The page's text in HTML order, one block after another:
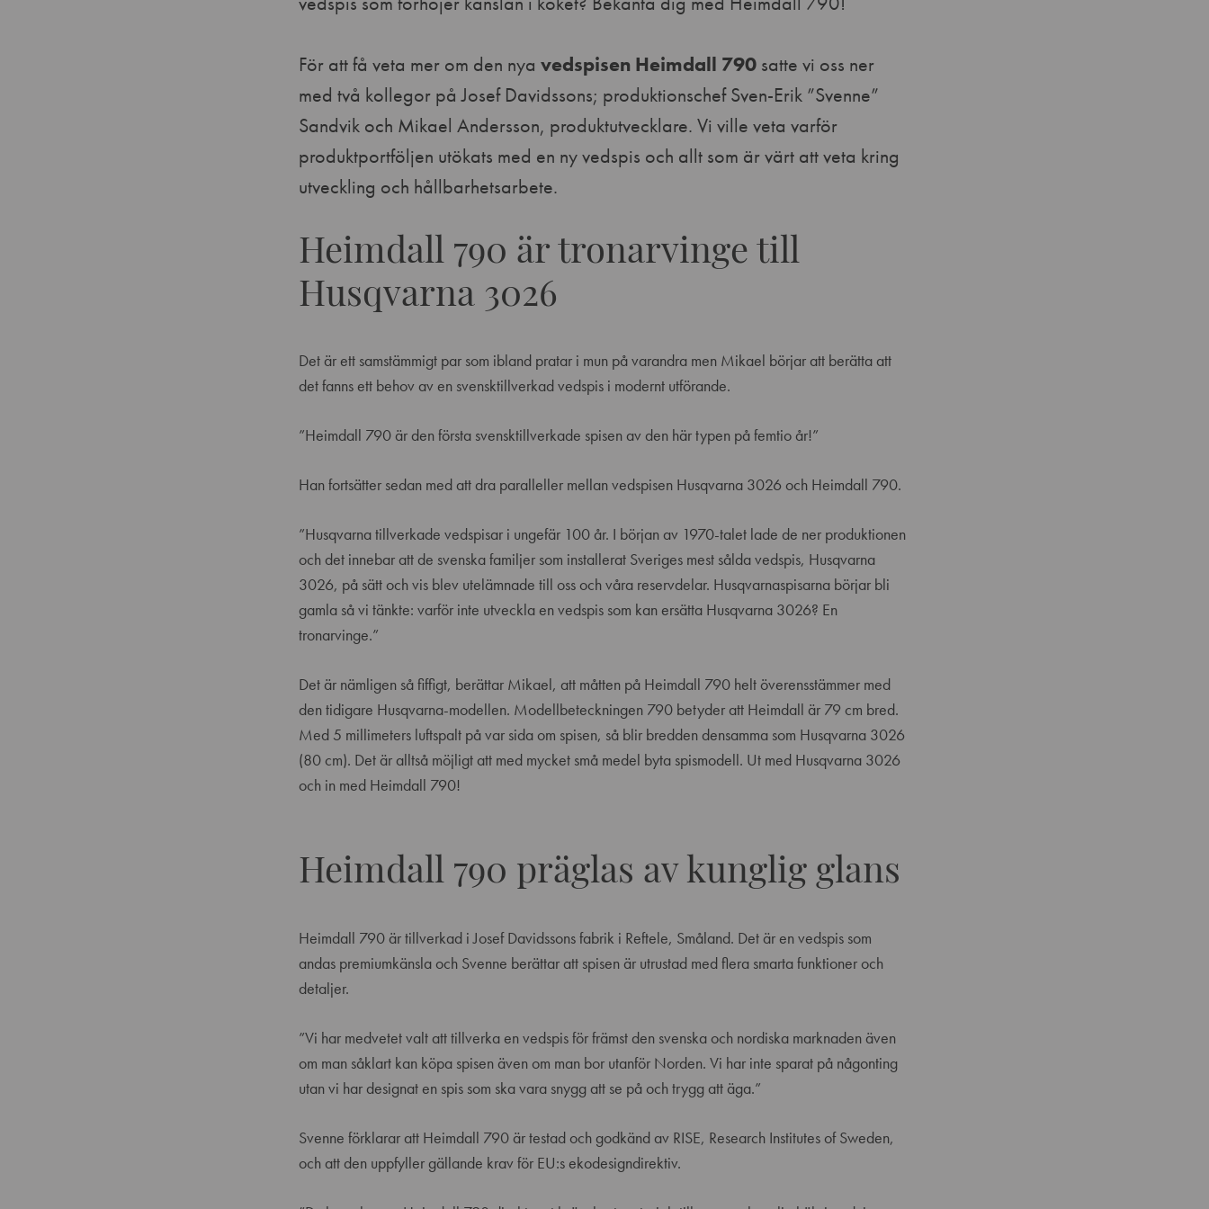
För att få veta mer om den nya vedspisen Heimdall 790 satte vi oss ner
med två kollegor på Josef Davidssons; produktionschef Sven-Erik ”Svenne”
Sandvik och Mikael Andersson, produktutvecklare. Vi ville veta varför
produktportföljen utökats med en ny vedspis och allt som är värt att veta kring
utveckling och hållbarhetsarbete.
Heimdall 790 är tronarvinge till
Husqvarna 3026
Det är ett samstämmigt par som ibland pratar i mun på varandra men Mikael börjar att berätta att
det fanns ett behov av en svensktillverkad vedspis i modernt utförande.
”Heimdall 790 är den första svensktillverkade spisen av den här typen på femtio år!”
Han fortsätter sedan med att dra paralleller mellan vedspisen Husqvarna 3026 och Heimdall 790.
”Husqvarna tillverkade vedspisar i ungefär 100 år. I början av 1970-talet lade de ner produktionen
och det innebar att de svenska familjer som installerat Sveriges mest sålda vedspis, Husqvarna
3026, på sätt och vis blev utelämnade till oss och våra reservdelar. Husqvarnaspisarna börjar bli
gamla så vi tänkte: varför inte utveckla en vedspis som kan ersätta Husqvarna 3026? En
tronarvinge.”
Det är nämligen så fiffigt, berättar Mikael, att måtten på Heimdall 790 helt överensstämmer med
den tidigare Husqvarna-modellen. Modellbeteckningen 790 betyder att Heimdall är 79 cm bred.
Med 5 millimeters luftspalt på var sida om spisen, så blir bredden densamma som Husqvarna 3026
(80 cm). Det är alltså möjligt att med mycket små medel byta spismodell. Ut med Husqvarna 3026
och in med Heimdall 790!
Heimdall 790 präglas av kunglig glans
Heimdall 790 är tillverkad i Josef Davidssons fabrik i Reftele, Småland. Det är en vedspis som
andas premiumkänsla och Svenne berättar att spisen är utrustad med flera smarta funktioner och
detaljer.
”Vi har medvetet valt att tillverka en vedspis för främst den svenska och nordiska marknaden även
om man såklart kan köpa spisen även om man bor utanför Norden. Vi har inte sparat på någonting
utan vi har designat en spis som ska vara snygg att se på och trygg att äga.”
Svenne förklarar att Heimdall 790 är testad och godkänd av RISE, Research Institutes of Sweden,
och att den uppfyller gällande krav för EU:s ekodesigndirektiv.